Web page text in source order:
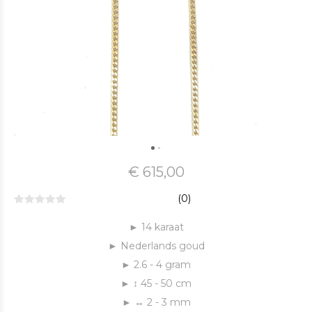
€ 615,00
(0)
► 14 karaat
► Nederlands goud
► 2.6 - 4 gram
► ↕ 45 - 50 cm
► ↔ 2 - 3 mm